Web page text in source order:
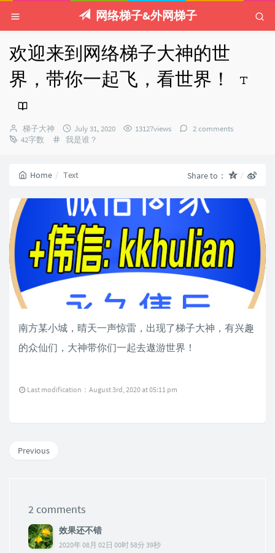
网络梯子&外网梯子
欢迎来到网络梯子大神的世
界，带你一起飞，看世界！
Author：
梯子大神
发
布
July 31, 2020 13127views
2 comments
42字数
Categories：
我是谁？
Home Text Share to：
南方某小城，晴天一声惊雷，出现了梯子大神，有兴趣
的众仙们，大神带你们一起去遨游世界！
Last modification：August 3rd, 2020 at 05:11 pm
Previous
2 comments
效果还不错
2020年 08月 02日 00时 58分 39秒